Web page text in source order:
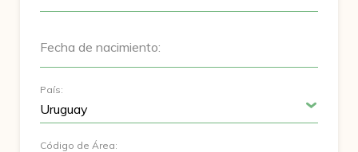
Fecha de nacimiento:
País:
Código de Área: